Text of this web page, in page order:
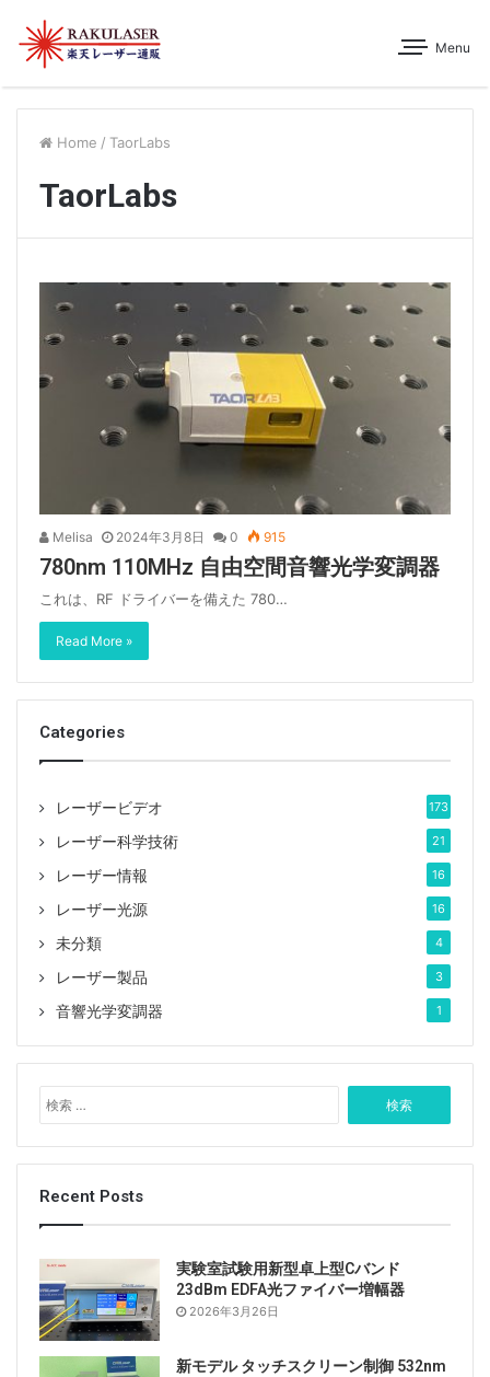
Menu
Home / TaorLabs
TaorLabs
Melisa 2024年3月8日 0 915
780nm 110MHz 自由空間音響光学変調器
これは、RF ドライバーを備えた 780…
Read More »
Categories
レーザービデオ 173
レーザー科学技術 21
レーザー情報 16
レーザー光源 16
未分類 4
レーザー製品 3
音響光学変調器 1
索
:
Recent Posts
実験室試験用新型卓上型Cバンド
23dBm EDFA光ファイバー増幅器
2026年3月26日
新モデル タッチスクリーン制御 532nm